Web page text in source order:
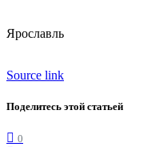
Ярославль
Source link
Поделитесь этой статьей
0